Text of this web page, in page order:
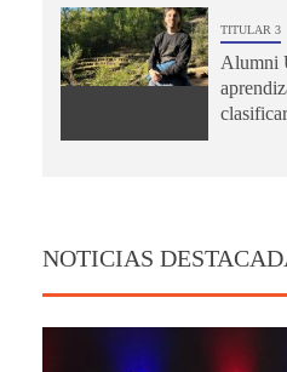
TITULAR 3
Alumni
NOTICIAS